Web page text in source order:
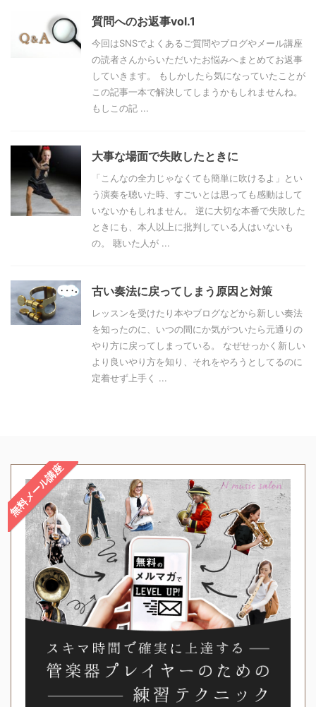
質問へのお返事vol.1
今回はSNSでよくあるご質問やブログやメール講座
の読者さんからいただいたお悩みへまとめてお返事
していきます。 もしかしたら気になっていたことが
この記事一本で解決してしまうかもしれませんね。
もしこの記 ...
大事な場面で失敗したときに
「こんなの全力じゃなくても簡単に吹けるよ」とい
う演奏を聴いた時、すごいとは思っても感動はして
いないかもしれません。 逆に大切な本番で失敗した
ときにも、本人以上に批判している人はいないも
の。 聴いた人が ...
古い奏法に戻ってしまう原因と対策
レッスンを受けたり本やブログなどから新しい奏法
を知ったのに、いつの間にか気がついたら元通りの
やり方に戻ってしまっている。 なぜせっかく新しい
より良いやり方を知り、それをやろうとしてるのに
定着せず上手く ...
無料メール講座